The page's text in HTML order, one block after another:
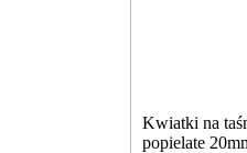
Kwiatki na
popielate